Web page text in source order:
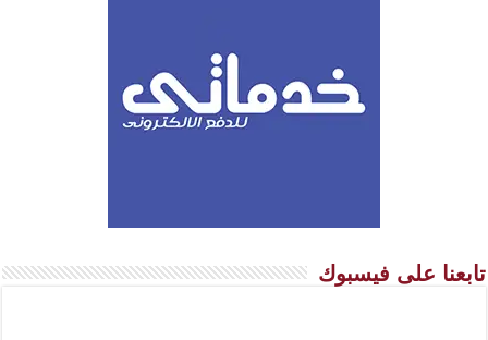
تابعنا على فيسبوك